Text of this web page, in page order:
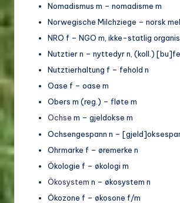
Nomadismus m – nomadisme m
Norwegische Milchziege – norsk
NRO f – NGO m, ikke-statlig
Nutztier n – nyttedyr n, (koll.)
Nutztierhaltung f – fehold n
Oase f – oase m
Obers m (reg.) – fløte m
Ochse m – gjeldokse m
Ochsengespann n –
Ohrmarke f – øremerke n
Ökologie f – økologi m
Ökosystem n – økosystem n
Ökozone f – økosone f/m